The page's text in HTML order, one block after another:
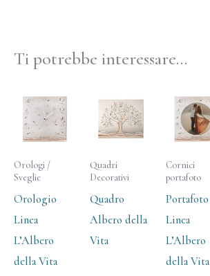
Ti potrebbe interessare…
Orologi /
Sveglie
Orologio
Linea
L’Albero
della Vita
Quadri
Decorativi
Quadro
Albero della
Vita
Cornici
portafoto
Portafoto
Linea
L’Albero
della Vita